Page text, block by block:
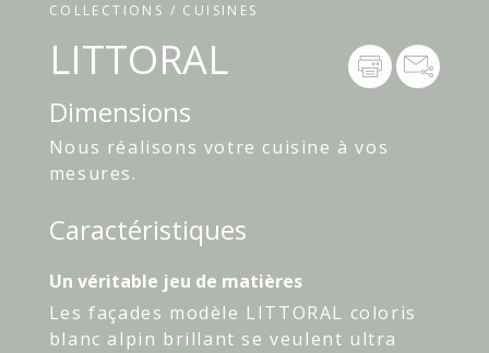
COLLECTIONS / CUISINES
LITTORAL
Dimensions
Nous réalisons votre cuisine à vos
mesures.
Caractéristiques
Un véritable jeu de matières
Les façades modèle LITTORAL coloris
blanc alpin brillant se veulent ultra